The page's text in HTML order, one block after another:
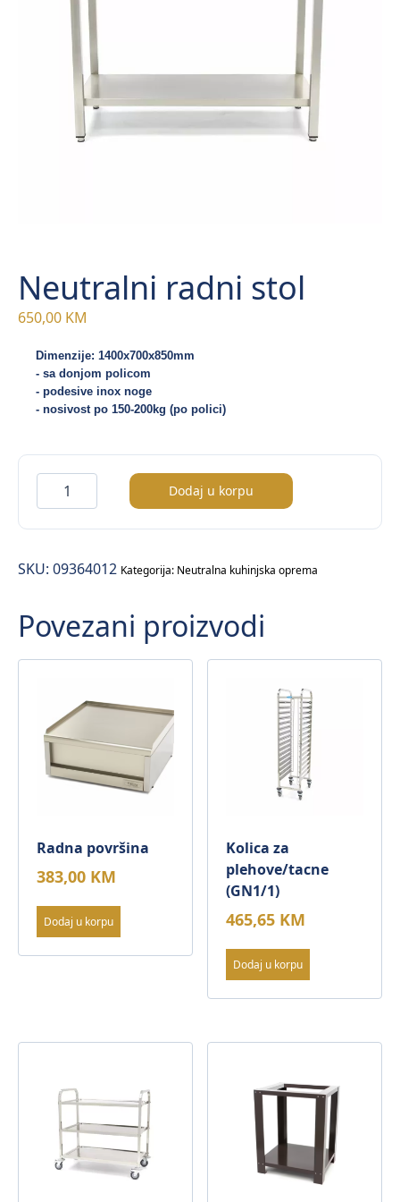
Neutralni radni stol
650,00 KM
Dimenzije: 1400x700x850mm
- sa donjom policom
- podesive inox noge
- nosivost po 150-200kg (po polici)
Neutralni
radni
stol
Dodaj u korpu
SKU: 09364012 Kategorija: Neutralna kuhinjska oprema
Povezani proizvodi
Radna površina
383,00 KM
Dodaj u korpu
Kolica za
plehove/tacne
(GN1/1)
465,65 KM
Dodaj u korpu